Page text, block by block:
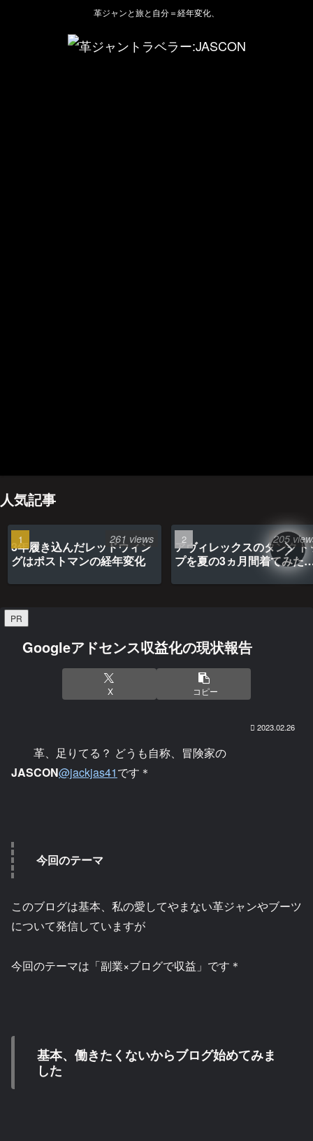
革ジャンと旅と自分＝経年変化、
人気記事
3年履き込んだレッドウィン
グはポストマンの経年変化
261 views
アヴィレックスのタンクト
プを夏の3ヵ月間着てみた
205
PR
Googleアドセンス収益化の現状報告
X コピー
2023.02.26
革、足りてる？ どうも自称、冒険家の
JASCON@jackjas41です＊
今回のテーマ
このブログは基本、私の愛してやまない革ジャンやブーツ
について発信していますが
今回のテーマは「副業×ブログで収益」です＊
基本、働きたくないからブログ始めてみま
した